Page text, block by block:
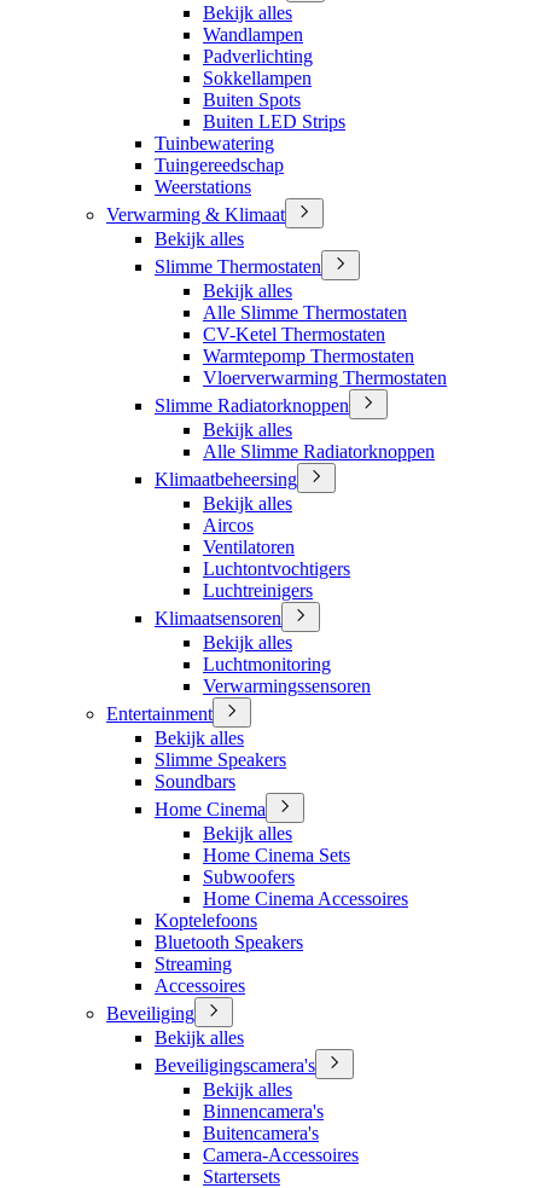
Bekijk alles
Wandlampen
Padverlichting
Sokkellampen
Buiten Spots
Buiten LED Strips
Tuinbewatering
Tuingereedschap
Weerstations
Verwarming & Klimaat
Bekijk alles
Slimme Thermostaten
Bekijk alles
Alle Slimme Thermostaten
CV-Ketel Thermostaten
Warmtepomp Thermostaten
Vloerverwarming Thermostaten
Slimme Radiatorknoppen
Bekijk alles
Alle Slimme Radiatorknoppen
Klimaatbeheersing
Bekijk alles
Aircos
Ventilatoren
Luchtontvochtigers
Luchtreinigers
Klimaatsensoren
Bekijk alles
Luchtmonitoring
Verwarmingssensoren
Entertainment
Bekijk alles
Slimme Speakers
Soundbars
Home Cinema
Bekijk alles
Home Cinema Sets
Subwoofers
Home Cinema Accessoires
Koptelefoons
Bluetooth Speakers
Streaming
Accessoires
Beveiliging
Bekijk alles
Beveiligingscamera's
Bekijk alles
Binnencamera's
Buitencamera's
Camera-Accessoires
Startersets